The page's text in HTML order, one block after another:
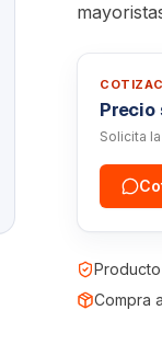
Precio
Solicita
Compra